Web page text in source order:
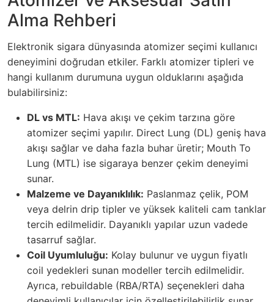
Alma Rehberi
Elektronik sigara dünyasında atomizer seçimi kullanıcı
deneyimini doğrudan etkiler. Farklı atomizer tipleri ve
hangi kullanım durumuna uygun olduklarını aşağıda
bulabilirsiniz:
DL vs MTL: Hava akışı ve çekim tarzına göre
atomizer seçimi yapılır. Direct Lung (DL) geniş hava
akışı sağlar ve daha fazla buhar üretir; Mouth To
Lung (MTL) ise sigaraya benzer çekim deneyimi
sunar.
Malzeme ve Dayanıklılık: Paslanmaz çelik, POM
veya delrin drip tipler ve yüksek kaliteli cam tanklar
tercih edilmelidir. Dayanıklı yapılar uzun vadede
tasarruf sağlar.
Coil Uyumluluğu: Kolay bulunur ve uygun fiyatlı
coil yedekleri sunan modeller tercih edilmelidir.
Ayrıca, rebuildable (RBA/RTA) seçenekleri daha